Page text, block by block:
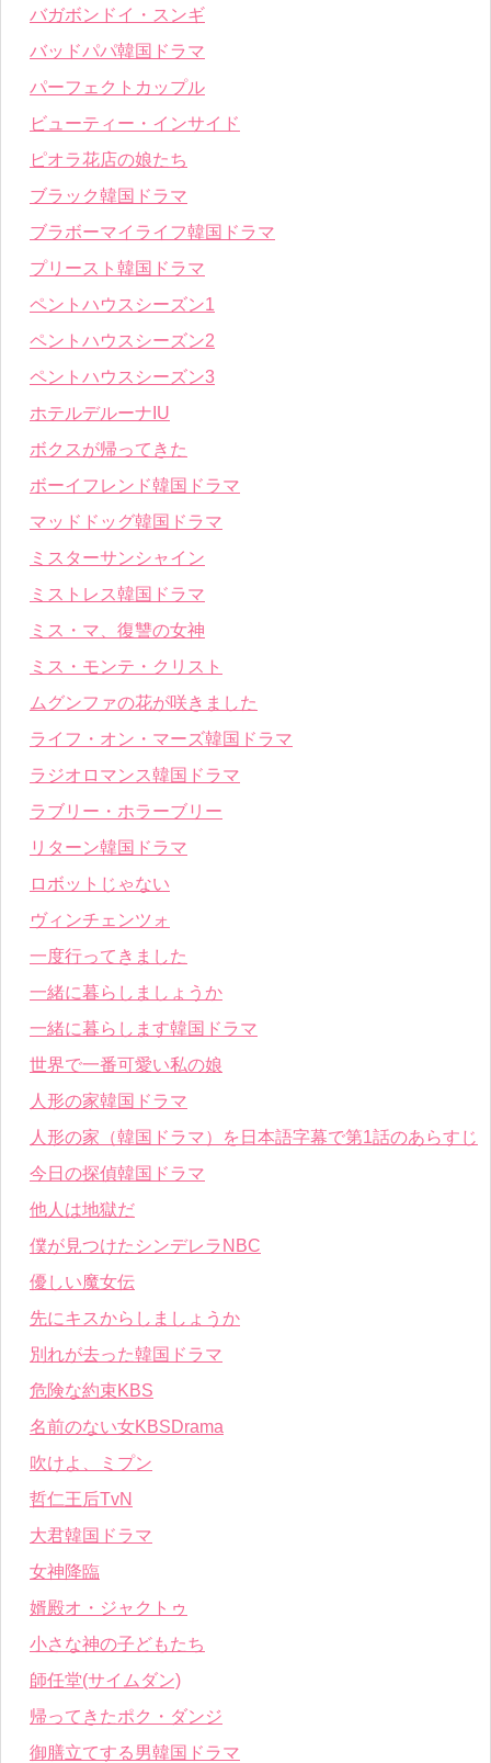
バガボンドイ・スンギ
バッドパパ韓国ドラマ
パーフェクトカップル
ビューティー・インサイド
ピオラ花店の娘たち
ブラック韓国ドラマ
ブラボーマイライフ韓国ドラマ
プリースト韓国ドラマ
ペントハウスシーズン1
ペントハウスシーズン2
ペントハウスシーズン3
ホテルデルーナIU
ボクスが帰ってきた
ボーイフレンド韓国ドラマ
マッドドッグ韓国ドラマ
ミスターサンシャイン
ミストレス韓国ドラマ
ミス・マ、復讐の女神
ミス・モンテ・クリスト
ムグンファの花が咲きました
ライフ・オン・マーズ韓国ドラマ
ラジオロマンス韓国ドラマ
ラブリー・ホラーブリー
リターン韓国ドラマ
ロボットじゃない
ヴィンチェンツォ
一度行ってきました
一緒に暮らしましょうか
一緒に暮らします韓国ドラマ
世界で一番可愛い私の娘
人形の家韓国ドラマ
人形の家（韓国ドラマ）を日本語字幕で第1話のあらすじ
今日の探偵韓国ドラマ
他人は地獄だ
僕が見つけたシンデレラNBC
優しい魔女伝
先にキスからしましょうか
別れが去った韓国ドラマ
危険な約束KBS
名前のない女KBSDrama
吹けよ、ミプン
哲仁王后TvN
大君韓国ドラマ
女神降臨
婿殿オ・ジャクトゥ
小さな神の子どもたち
師任堂(サイムダン)
帰ってきたポク・ダンジ
御膳立てする男韓国ドラマ